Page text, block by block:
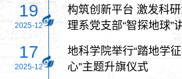
19
2025-12
构筑创新平台 激发科
理系党支部“智探地球”
17
2025-12
地科学院举行“踏地学
心”主题升旗仪式